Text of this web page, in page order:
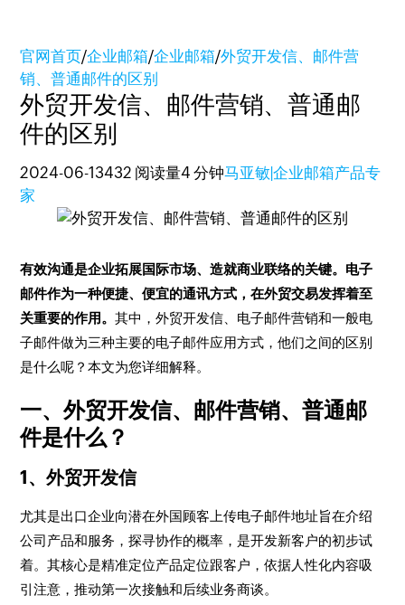
官网首页/企业邮箱/企业邮箱/外贸开发信、邮件营
销、普通邮件的区别
外贸开发信、邮件营销、普通邮
件的区别
2024-06-13432 阅读量4 分钟马亚敏|企业邮箱产品专
家
有效沟通是企业拓展国际市场、造就商业联络的关键。电子
邮件作为一种便捷、便宜的通讯方式，在外贸交易发挥着至
关重要的作用。其中，外贸开发信、电子邮件营销和一般电
子邮件做为三种主要的电子邮件应用方式，他们之间的区别
是什么呢？本文为您详细解释。
一、外贸开发信、邮件营销、普通邮
件是什么？
1、外贸开发信
尤其是出口企业向潜在外国顾客上传电子邮件地址旨在介绍
公司产品和服务，探寻协作的概率，是开发新客户的初步试
着。其核心是精准定位产品定位跟客户，依据人性化内容吸
引注意，推动第一次接触和后续业务商谈。